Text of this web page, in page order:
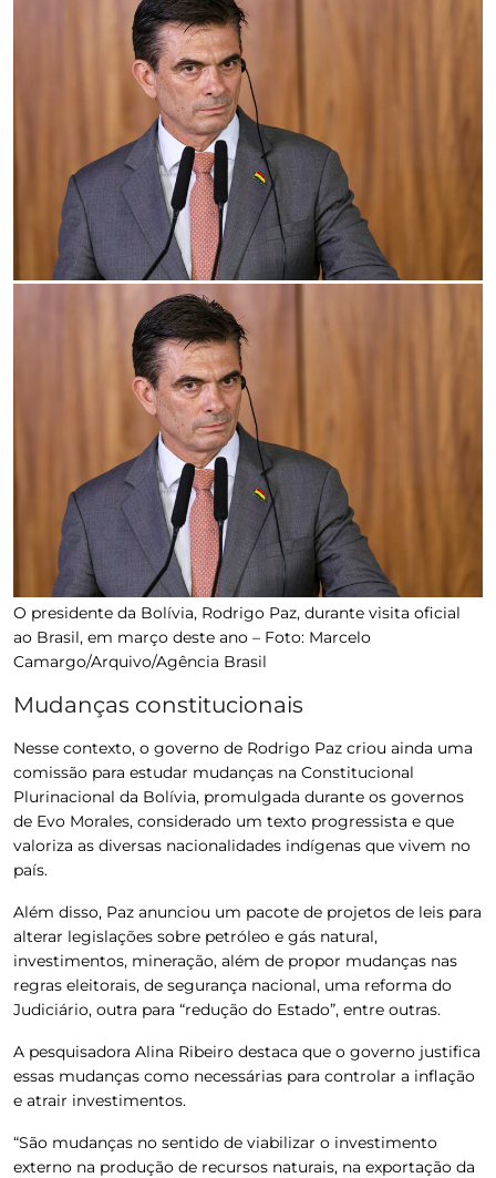
O presidente da Bolívia, Rodrigo Paz, durante visita oficial
ao Brasil, em março deste ano – Foto: Marcelo
Camargo/Arquivo/Agência Brasil
Mudanças constitucionais
Nesse contexto, o governo de Rodrigo Paz criou ainda uma
comissão para estudar mudanças na Constitucional
Plurinacional da Bolívia, promulgada durante os governos
de Evo Morales, considerado um texto progressista e que
valoriza as diversas nacionalidades indígenas que vivem no
país.
Além disso, Paz anunciou um pacote de projetos de leis para
alterar legislações sobre petróleo e gás natural,
investimentos, mineração, além de propor mudanças nas
regras eleitorais, de segurança nacional, uma reforma do
Judiciário, outra para “redução do Estado”, entre outras.
A pesquisadora Alina Ribeiro destaca que o governo justifica
essas mudanças como necessárias para controlar a inflação
e atrair investimentos.
“São mudanças no sentido de viabilizar o investimento
externo na produção de recursos naturais, na exportação da